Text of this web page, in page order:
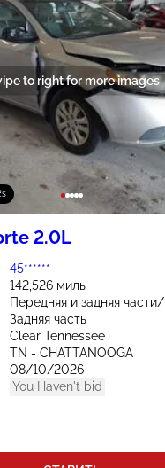
to right for more images
2.0L
45******
142,526 миль
Передняя и задняя части/
Задняя часть
Clear Tennessee
TN - CHATTANOOGA
08/10/2026
You Haven't bid